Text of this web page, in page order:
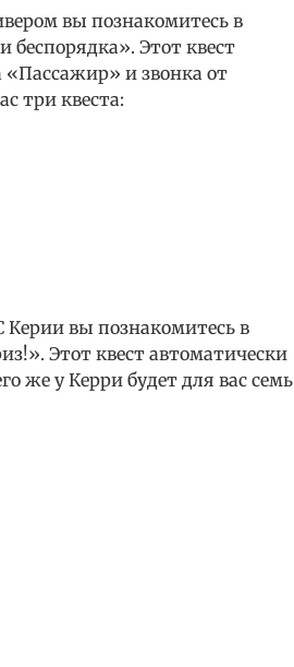
вы познакомитесь в
Этот квест
«Пассажир» и звонка от
три квеста:
вы познакомитесь в
Этот квест автоматически
же у Керри будет для вас семь